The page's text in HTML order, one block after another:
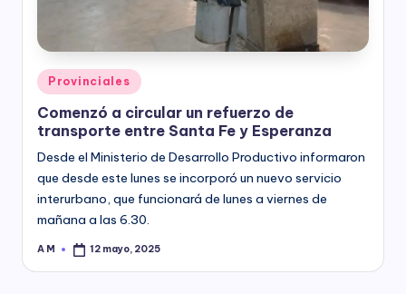
Posted
in
Provinciales
Comenzó a circular un refuerzo de
transporte entre Santa Fe y Esperanza
Desde el Ministerio de Desarrollo Productivo informaron
que desde este lunes se incorporó un nuevo servicio
interurbano, que funcionará de lunes a viernes de
mañana a las 6.30.
Posted
A M 12 mayo, 2025